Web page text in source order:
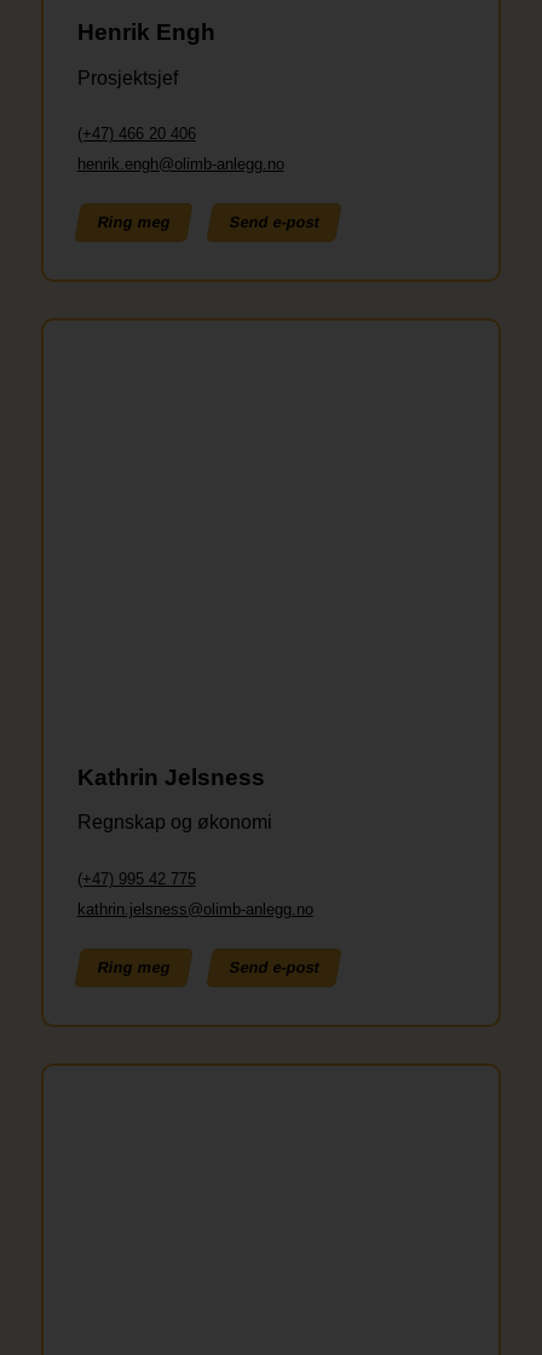
Henrik Engh
Prosjektsjef
(+47) 466 20 406
henrik.engh@olimb-anlegg.no
Ring meg Send e-post
Kathrin Jelsness
Regnskap og økonomi
(+47) 995 42 775
kathrin.jelsness@olimb-anlegg.no
Ring meg Send e-post